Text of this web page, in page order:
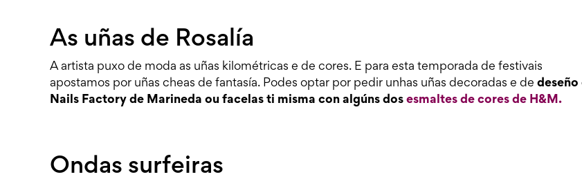
As uñas de Rosalía
A artista puxo de moda as uñas kilométricas e de cores. E para esta temporada de festivais
apostamos por uñas cheas de fantasía. Podes optar por pedir unhas uñas decoradas e de deseño
Nails Factory de Marineda ou facelas ti misma con algúns dos esmaltes de cores de H&M.
Ondas surfeiras